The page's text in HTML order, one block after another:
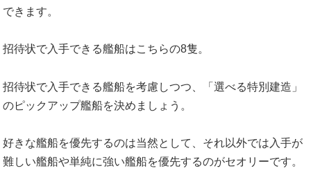
できます。
招待状で入手できる艦船はこちらの8隻。
招待状で入手できる艦船を考慮しつつ、「選べる特別建造」
のピックアップ艦船を決めましょう。
好きな艦船を優先するのは当然として、それ以外では入手が
難しい艦船や単純に強い艦船を優先するのがセオリーです。